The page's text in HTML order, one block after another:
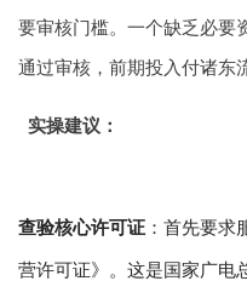
要审核门槛。一个缺乏必要
通过审核，前期投入付诸东
实操建议：
查验核心许可证 ：首先要
营许可证》。这是国家广电